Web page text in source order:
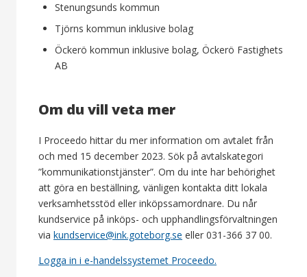
Stenungsunds kommun
Tjörns kommun inklusive bolag
Öckerö kommun inklusive bolag, Öckerö Fastighets
AB
Om du vill veta mer
I Proceedo hittar du mer information om avtalet från
och med 15 december 2023. Sök på avtalskategori
”kommunikationstjänster”. Om du inte har behörighet
att göra en beställning, vänligen kontakta ditt lokala
verksamhetsstöd eller inköpssamordnare. Du når
kundservice på inköps- och upphandlingsförvaltningen
via kundservice@ink.goteborg.se eller 031-366 37 00.
Logga in i e-handelssystemet Proceedo.